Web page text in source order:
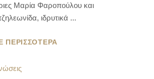
Μαρία Φαροπούλου και
ιδρυτικά
ΠΕΡΙΣΣΟΤΕΡΑ